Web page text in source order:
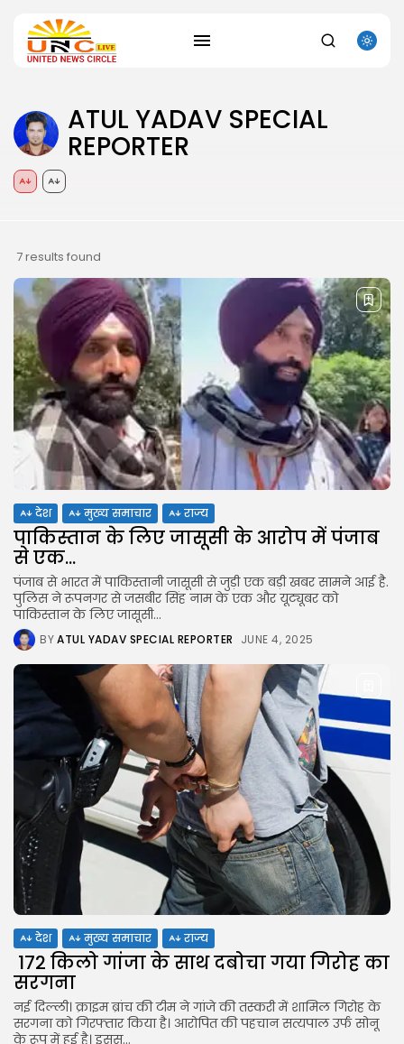
SEARCH
RECENT POSTS
Sunny Dancer 2026 Pre-DVDRip Full4K x265...
AUGUST 7, 2026
Uncategorized
Office 2021 Mondo Offline Installer No...
AUGUST 7, 2026
Uncategorized
SolidWorks Portable exe [100% Worked] (x86-
x64)...
AUGUST 6, 2026
TRENDING CATEGORIES
Uncategorized
489 Articles
मुख्य समाचार
17 Articles
राज्य
15 Articles
देश
12 Articles
1 Articles
LATEST REVIEWS
CTA Title
CTA Content
FOLLOW US
JOIN OUR COMMUNITY
ATUL YADAV SPECIAL
REPORTER
7 results found
देश मुख्य समाचार राज्य
पाकिस्तान के लिए जासूसी के आरोप में पंजाब
से एक...
पंजाब से भारत में पाकिस्तानी जासूसी से जुड़ी एक बड़ी खबर सामने आई है.
पुलिस ने रूपनगर से जसबीर सिंह नाम के एक और यूट्यूबर को
पाकिस्तान के लिए जासूसी...
BYATUL YADAV SPECIAL REPORTER JUNE 4, 2025
देश मुख्य समाचार राज्य
172 किलो गांजा के साथ दबोचा गया गिरोह का
सरगना
नई दिल्ली। क्राइम ब्रांच की टीम ने गांजे की तस्करी में शामिल गिरोह के
सरगना को गिरफ्तार किया है। आरोपित की पहचान सत्यपाल उर्फ सोनू
के रूप में हुई है। इसस...